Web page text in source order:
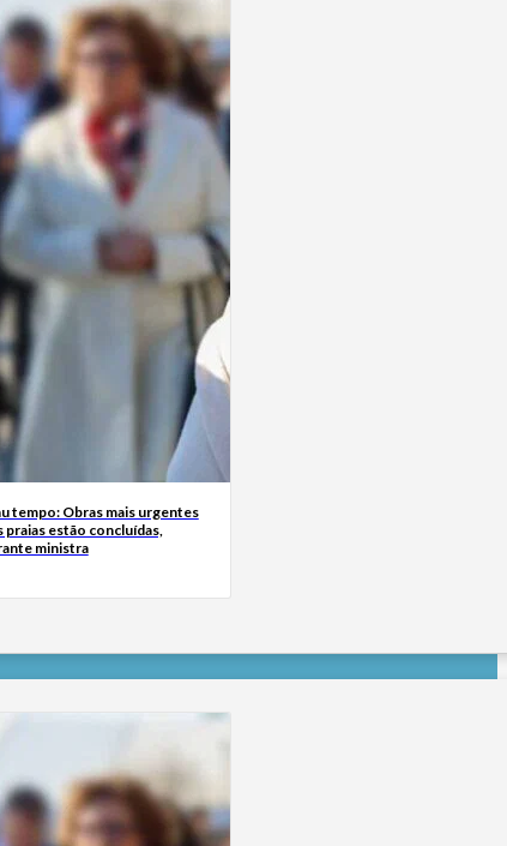
tempo: Obras mais urgentes
praias estão concluídas,
ministra